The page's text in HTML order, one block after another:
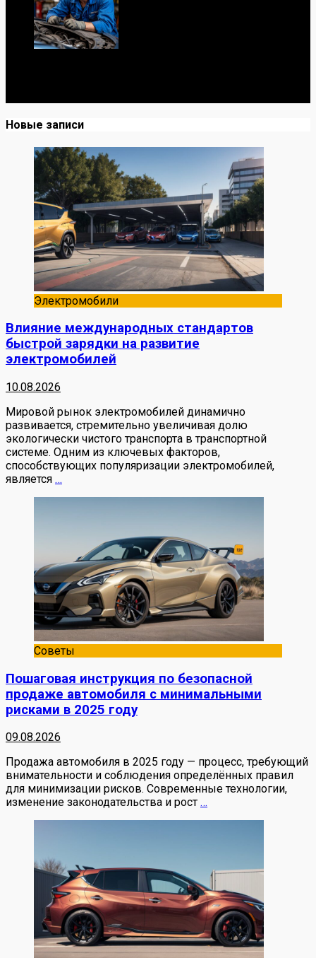
Новые записи
Электромобили
Влияние международных стандартов
быстрой зарядки на развитие
электромобилей
10.08.2026
Мировой рынок электромобилей динамично
развивается, стремительно увеличивая долю
экологически чистого транспорта в транспортной
системе. Одним из ключевых факторов,
способствующих популяризации электромобилей,
является …
Советы
Пошаговая инструкция по безопасной
продаже автомобиля с минимальными
рисками в 2025 году
09.08.2026
Продажа автомобиля в 2025 году — процесс, требующий
внимательности и соблюдения определённых правил
для минимизации рисков. Современные технологии,
изменение законодательства и рост …